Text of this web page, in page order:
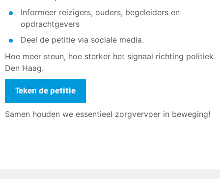
Informeer reizigers, ouders, begeleiders en
opdrachtgevers
Deel de petitie via sociale media.
Hoe meer steun, hoe sterker het signaal richting politiek
Den Haag.
Teken de petitie
Samen houden we essentieel zorgvervoer in beweging!